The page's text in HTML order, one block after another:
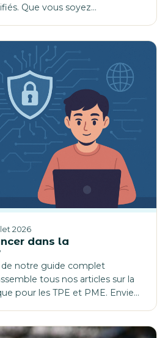
Que vous soyez…
2026
dans la
de notre guide complet
tous nos articles sur la
pour les TPE et PME. Envie…